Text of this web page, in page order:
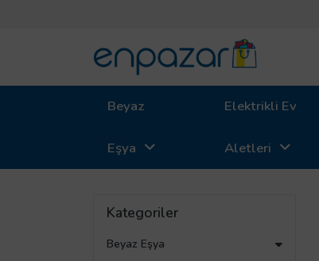
Beyaz
Eşya
Elektrikli Ev
Aletleri
Kategoriler
Beyaz Eşya